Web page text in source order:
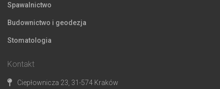
Spawalnictwo
Budownictwo i geodezja
Stomatologia
Kontakt
Ciepłownicza 23, 31-574 Kraków